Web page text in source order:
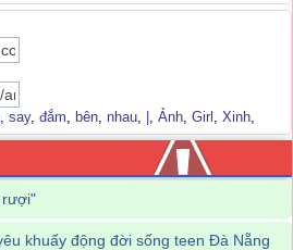
, say, đắm, bên, nhau, , Ảnh, Girl , Xinh,
rượi"
khuấy động đời sống teen Đà Nẵng